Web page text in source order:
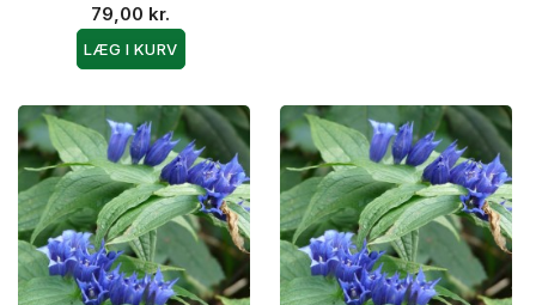
79,00 kr.
LÆG I KURV